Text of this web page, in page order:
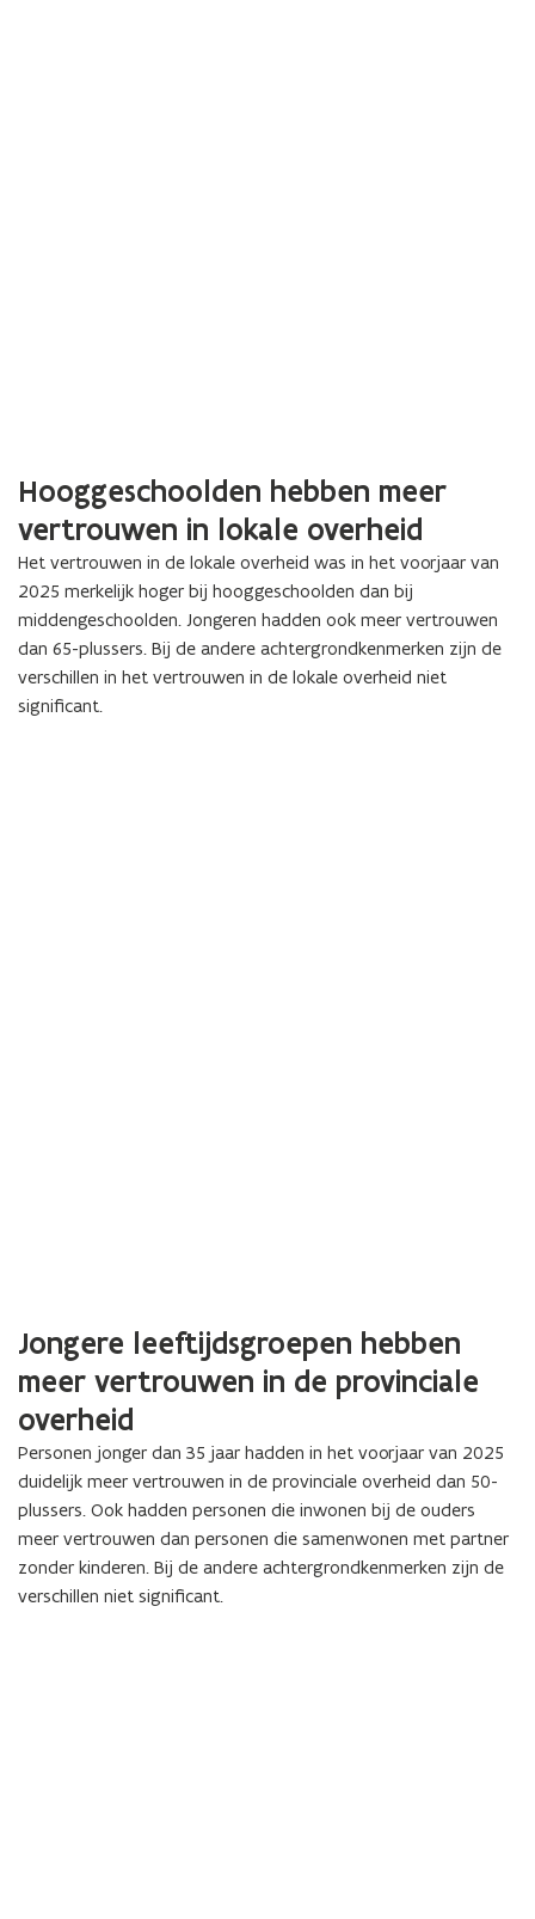
Hooggeschoolden hebben meer
vertrouwen in lokale overheid
Het vertrouwen in de lokale overheid was in het voorjaar van
2025 merkelijk hoger bij hooggeschoolden dan bij
middengeschoolden. Jongeren hadden ook meer vertrouwen
dan 65-plussers. Bij de andere achtergrondkenmerken zijn de
verschillen in het vertrouwen in de lokale overheid niet
significant.
Jongere leeftijdsgroepen hebben
meer vertrouwen in de provinciale
overheid
Personen jonger dan 35 jaar hadden in het voorjaar van 2025
duidelijk meer vertrouwen in de provinciale overheid dan 50-
plussers. Ook hadden personen die inwonen bij de ouders
meer vertrouwen dan personen die samenwonen met partner
zonder kinderen. Bij de andere achtergrondkenmerken zijn de
verschillen niet significant.